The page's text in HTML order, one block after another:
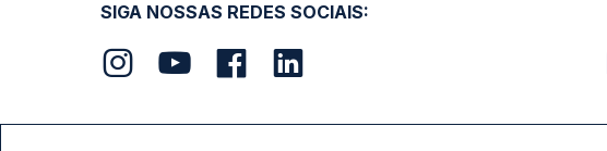
SIGA NOSSAS REDES SOCIAIS: